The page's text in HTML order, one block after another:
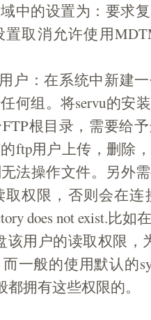
中的设置为：要求
取消允许使用
户：在系统中新建
何组。将servu的安
根目录，需要给
ftp用户上传，删除
法操作文件。另外
权限，否则会在连
does not exist.比
该用户的读取权限，
一般的使用默认的
都拥有这些权限的。